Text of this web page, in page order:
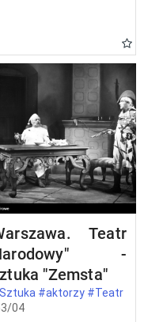
Teatr
-
"Zemsta"
#aktorzy #Teatr
04